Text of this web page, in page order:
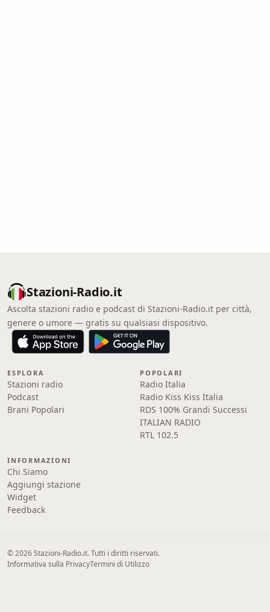
Stazioni-Radio.it
Ascolta stazioni radio e podcast di Stazioni-Radio.it per città,
genere o umore — gratis su qualsiasi dispositivo.
ESPLORA
Stazioni radio
Podcast
Brani Popolari
POPOLARI
Radio Italia
Radio Kiss Kiss Italia
RDS 100% Grandi Successi
ITALIAN RADIO
RTL 102.5
INFORMAZIONI
Chi Siamo
Aggiungi stazione
Widget
Feedback
© 2026 Stazioni-Radio.it. Tutti i diritti riservati.
Informativa sulla PrivacyTermini di Utilizzo